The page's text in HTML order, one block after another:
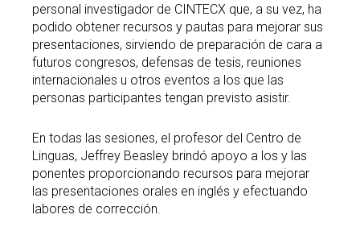
personal investigador de CINTECX que, a su vez, ha
podido obtener recursos y pautas para mejorar sus
presentaciones, sirviendo de preparación de cara a
futuros congresos, defensas de tesis, reuniones
internacionales u otros eventos a los que las
personas participantes tengan previsto asistir.
En todas las sesiones, el profesor del Centro de
Linguas, Jeffrey Beasley brindó apoyo a los y las
ponentes proporcionando recursos para mejorar
las presentaciones orales en inglés y efectuando
labores de corrección.